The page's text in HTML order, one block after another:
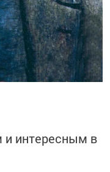
интересным в